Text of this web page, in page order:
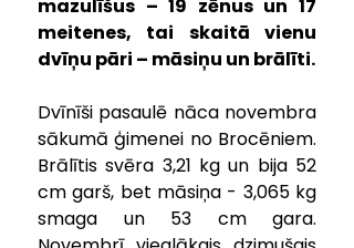
mazulīšus – 19 zēnus un 17
meitenes, tai skaitā vienu
dvīņu pāri – māsiņu un brālīti.
Dvīnīši pasaulē nāca novembra
sākumā ģimenei no Brocēniem.
Brālītis svēra 3,21 kg un bija 52
cm garš, bet māsiņa - 3,065 kg
smaga un 53 cm gara.